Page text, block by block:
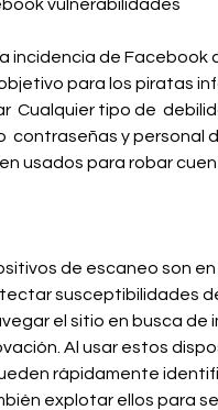
vulnerabilidades
incidencia de Facebook
para los piratas
Cualquier tipo de
contraseñas y personal
usados para robar
de escaneo son
susceptibilidades
el sitio en busca de
Al usar estos
rápidamente
explotar ellos para